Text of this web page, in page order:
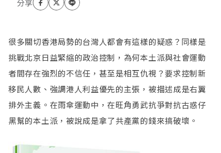
很多關切香港局勢的台灣人都會有這樣的疑惑？同樣是
挑戰北京日益緊縮的政治控制，為何本土派與社會運動
者間存在強烈的不信任，甚至是相互仇視？要求控制新
移民人數、強調港人利益優先的主張，被描述成是右翼
排外主義。在雨傘運動中，在旺角勇武抗爭對抗古惑仔
黑幫的本土派，被說成是拿了共產黨的錢來搞破壞。